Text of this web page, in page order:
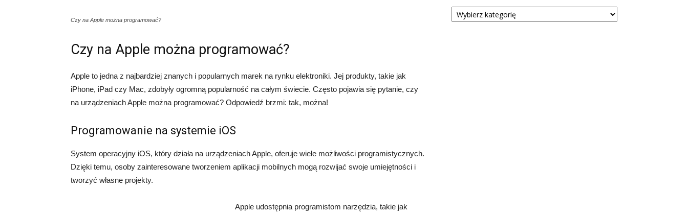
Czy na Apple można programować?
Czy na Apple można programować?
Apple to jedna z najbardziej znanych i popularnych marek na rynku elektroniki. Jej produkty, takie jak
iPhone, iPad czy Mac, zdobyły ogromną popularność na całym świecie. Często pojawia się pytanie, czy
na urządzeniach Apple można programować? Odpowiedź brzmi: tak, można!
Programowanie na systemie iOS
System operacyjny iOS, który działa na urządzeniach Apple, oferuje wiele możliwości programistycznych.
Dzięki temu, osoby zainteresowane tworzeniem aplikacji mobilnych mogą rozwijać swoje umiejętności i
tworzyć własne projekty.
Apple udostępnia programistom narzędzia, takie jak
Kategorie